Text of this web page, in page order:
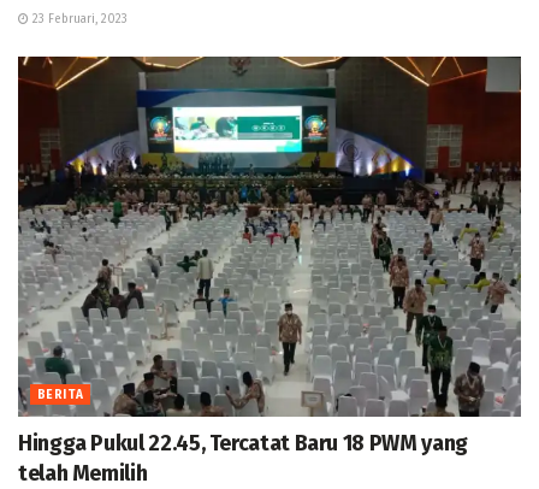
23 Februari, 2023
BERITA
Hingga Pukul 22.45, Tercatat Baru 18 PWM yang
telah Memilih